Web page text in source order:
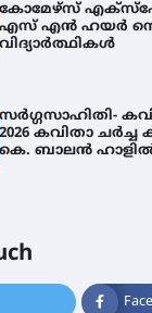
കോമേഴ്സ്
എസ് എൻ ഹയർ
വിദ്യാർത്ഥികൾ
സർഗ്ഗസാഹിതി-
2026 കവിതാ ചർച്ച
കെ. ബാലൻ ഹാളിൽ